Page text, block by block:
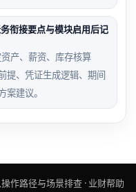
衔接要点与模块启用后记
产、薪资、库存核算
提、凭证生成逻辑、期间
建议。
作路径与场景排查 · 业财帮助